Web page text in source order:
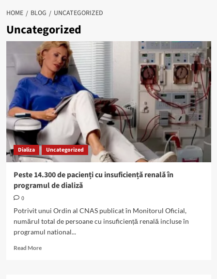
HOME BLOG UNCATEGORIZED
Uncategorized
Dializa Uncategorized
Peste 14.300 de pacienți cu insuficiență renală în
programul de dializă
0
Potrivit unui Ordin al CNAS publicat în Monitorul Oficial,
numărul total de persoane cu insuficiență renală incluse în
programul national...
Read MoreRead